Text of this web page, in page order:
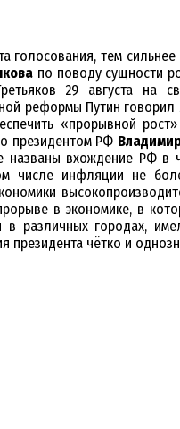
голосования, тем
по поводу сущности
29 августа на
реформы Путин
«прорывной
президентом РФ
вхождение РФ в
числе инфляции не
в экономике, в
городах,
чётко и